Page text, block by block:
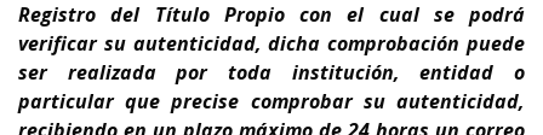
Registro del Título Propio con el cual se podrá
verificar su autenticidad, dicha comprobación puede
ser realizada por toda institución, entidad o
particular que precise comprobar su autenticidad,